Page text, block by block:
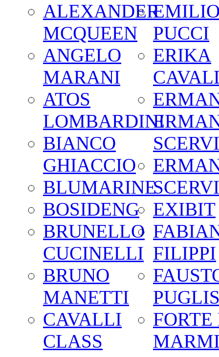
ALEXANDER
MCQUEEN
ANGELO
MARANI
ATOS
LOMBARDINI
BIANCO
GHIACCIO
BLUMARINE
BOSIDENG
BRUNELLO
CUCINELLI
BRUNO
MANETTI
CAVALLI
CLASS
PUCCI
ERIKA
EXIBIT
FILIPPI
FORTE